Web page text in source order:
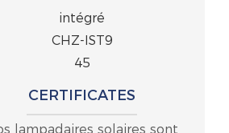
CERTIFICATES
lampadaires solaires sont